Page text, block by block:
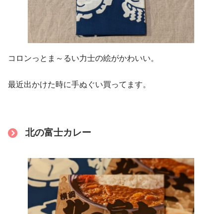
コロンっとま～るい力士の絵がかわいい。
最近出かけた時に手ぬぐい買ってます。
北の富士カレー